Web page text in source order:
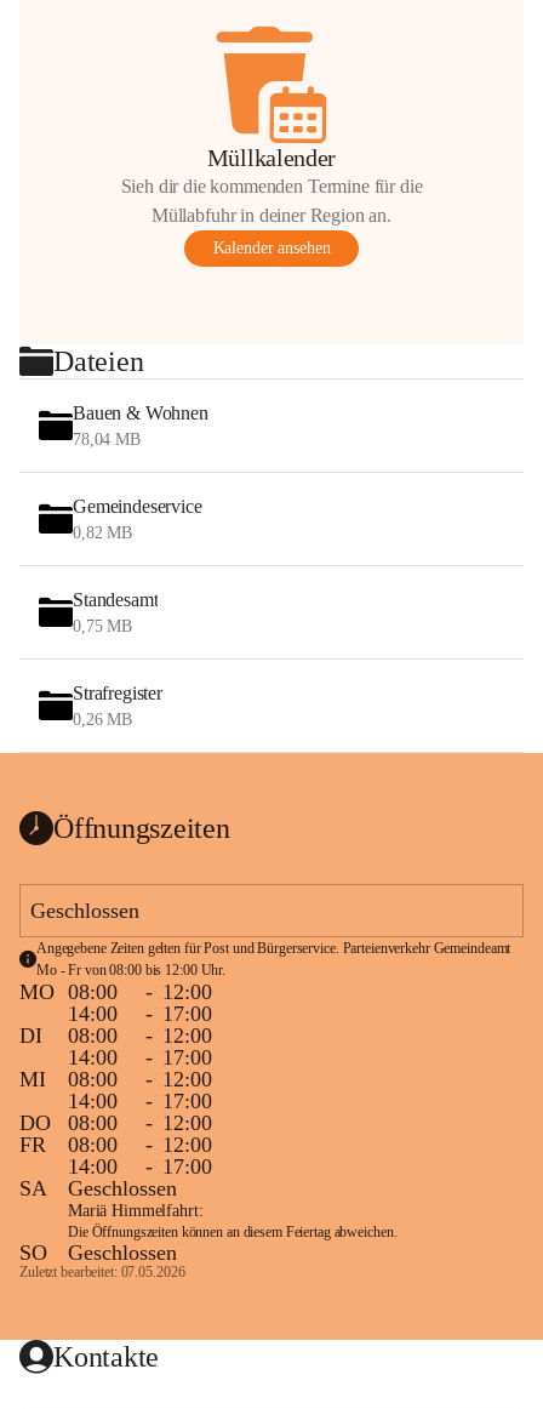
Müllkalender
Sieh dir die kommenden Termine für die
Müllabfuhr in deiner Region an.
Kalender ansehen
Dateien
Bauen & Wohnen
78,04 MB
Gemeindeservice
0,82 MB
Standesamt
0,75 MB
Strafregister
0,26 MB
Öffnungszeiten
Geschlossen
Angegebene Zeiten gelten für Post und Bürgerservice. Parteienverkehr Gemeindeamt
Mo - Fr von 08:00 bis 12:00 Uhr.
MO 08:00 - 12:00
14:00
- 17:00
DI
08:00 - 12:00
14:00
- 17:00
MI
08:00 - 12:00
14:00
- 17:00
DO
08:00 - 12:00
FR
08:00 - 12:00
14:00
- 17:00
SA
Geschlossen
Mariä Himmelfahrt:
Die Öffnungszeiten können an diesem Feiertag abweichen.
SO Geschlossen
Zuletzt bearbeitet: 07.05.2026
Kontakte